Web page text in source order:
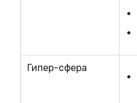
Гипер-сфера